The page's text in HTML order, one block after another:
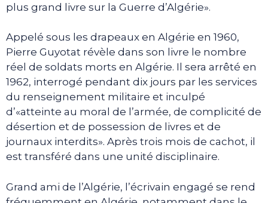
plus grand livre sur la Guerre d’Algérie».
Appelé sous les drapeaux en Algérie en 1960,
Pierre Guyotat révèle dans son livre le nombre
réel de soldats morts en Algérie. Il sera arrêté en
1962, interrogé pendant dix jours par les services
du renseignement militaire et inculpé
d’«atteinte au moral de l’armée, de complicité de
désertion et de possession de livres et de
journaux interdits». Après trois mois de cachot, il
est transféré dans une unité disciplinaire.
Grand ami de l’Algérie, l’écrivain engagé se rend